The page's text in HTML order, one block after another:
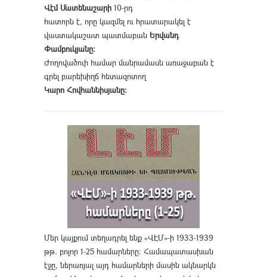
Վէմ Մատենաշարի 10-րդ
հատորն է, որը կազմել ու հրատարակել է
վաստակաշատ պատմաբան Երվանդ
Փամբուկյանը։
Ժողովածուի համար մանրամասն առաջաբան է
գրել բարեխիղճ հետազոտող
Կարո Հովհաննիսյանը։
Մեր կայքում տեղադրել ենք «ՎԷՄ»-ի 1933-1939
թթ. բոլոր 1-25 համարները։ Համապատասխան
էջը, ներառյալ այդ համարների մասին ակնարկն